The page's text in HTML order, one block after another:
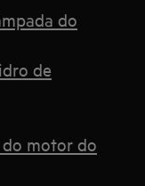
do
de
motor do